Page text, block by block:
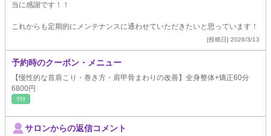
当に感謝です！！
これからも定期的にメンテナンスに通わせていただきたいと思っています！
[投稿日] 2026/3/13
予約時のクーポン・メニュー
【慢性的な首肩こり・巻き方・肩甲骨まわりの改善】全身整体+矯正60分
6800円
ﾘﾗｸ
サロンからの返信コメント